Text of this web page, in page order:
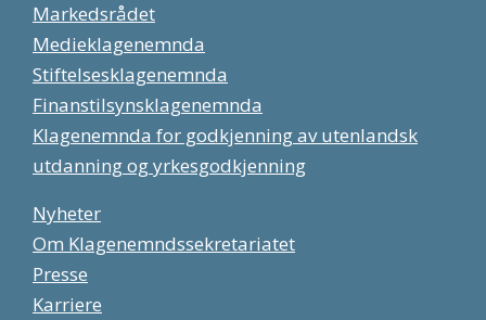
Markedsrådet
Medieklagenemnda
Stiftelsesklagenemnda
Finanstilsynsklagenemnda
Klagenemnda for godkjenning av utenlandsk
utdanning og yrkesgodkjenning
Nyheter
Om Klagenemndssekretariatet
Presse
Karriere